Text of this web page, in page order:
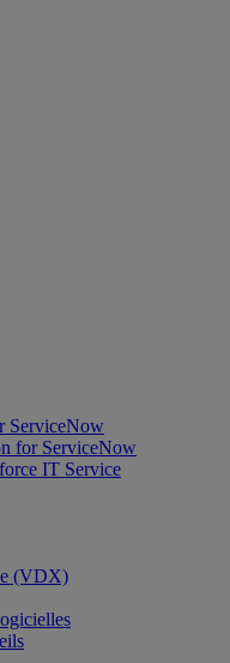
ServiceNow
for ServiceNow
IT Service
(VDX)